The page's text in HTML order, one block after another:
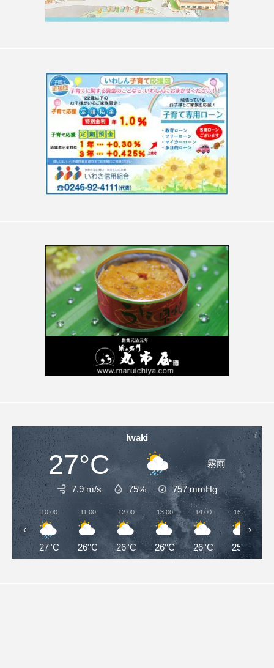
Iwaki
27°C 霧雨
7.9 m/s 75% 757mmHg
10:00
27°C
11:00
26°C
12:00
26°C
13:00
26°C
14:00
26°C
15:00
25°C
‹ ›